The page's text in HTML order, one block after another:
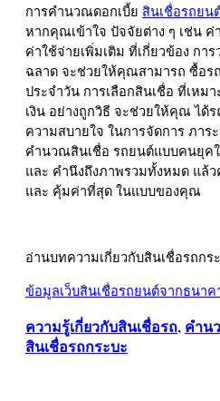
การคำนวณดอกเบี้ย สินเชื่อรถยน
หากคุณเข้าใจ ปัจจัยต่าง ๆ เช่น ค่
ค่าใช้จ่ายเพิ่มเติม ที่เกี่ยวข้อง กา
ฉลาด จะช่วยให้คุณสามารถ ซื้อร
ประจำวัน การเลือกสินเชื่อ ที่เหม
เงิน อย่างถูกวิธี จะช่วยให้คุณ ได้
ความสบายใจ ในการจัดการ ภา
คำนวณสินเชื่อ รถยนต์แบบคนยุค
และ คำนึงถึงภาพรวมทั้งหมด แล้
และ คุ้มค่าที่สุด ในแบบของคุณ
อ่านบทความเกี่ยวกับสินเชื่อรถกร
ข้อมูลเว็บสินเชื่อรถยนต์จากธนาค
ความรู้เกี่ยวกับสินเชื่อรถ, คําน
สินเชื่อรถกระบะ